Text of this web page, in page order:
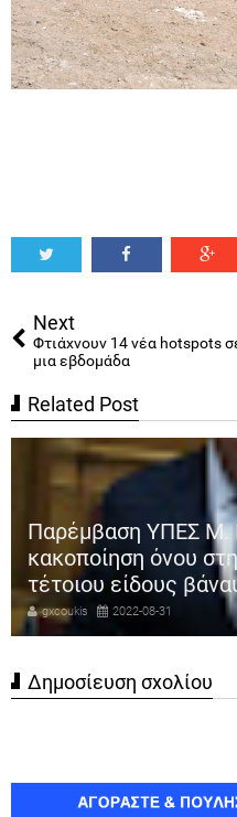
Next
Φτιάχνουν 14 νέα hotspots
μια εβδομάδα
Related Post
Παρέμβαση ΥΠΕΣ Μ.
κακοποίηση όνου
τέτοιου είδους
gxcoukis 2022-08-31
Δημοσίευση σχολίου